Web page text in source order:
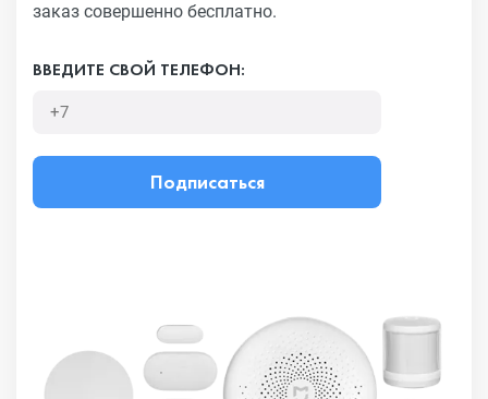
заказ совершенно бесплатно.
ВВЕДИТЕ СВОЙ ТЕЛЕФОН:
Подписаться